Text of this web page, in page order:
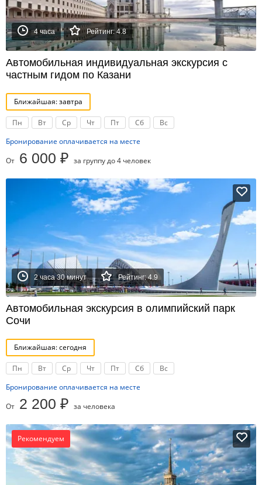
4 часа Рейтинг: 4.8
Автомобильная индивидуальная экскурсия с
частным гидом по Казани
Ближайшая: завтра
Пн Вт Ср Чт Пт Сб
Вс
Бронирование оплачивается на месте
От 6 000 ₽ за группу до 4 человек
2 часа 30 минут Рейтинг: 4.9
Автомобильная экскурсия в олимпийский парк
Сочи
Ближайшая: сегодня
Пн Вт Ср Чт Пт Сб
Вс
Бронирование оплачивается на месте
От 2 200 ₽ за человека
Рекомендуем